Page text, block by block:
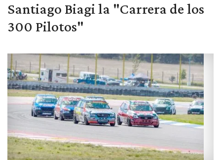
Santiago Biagi la "Carrera de los
300 Pilotos"